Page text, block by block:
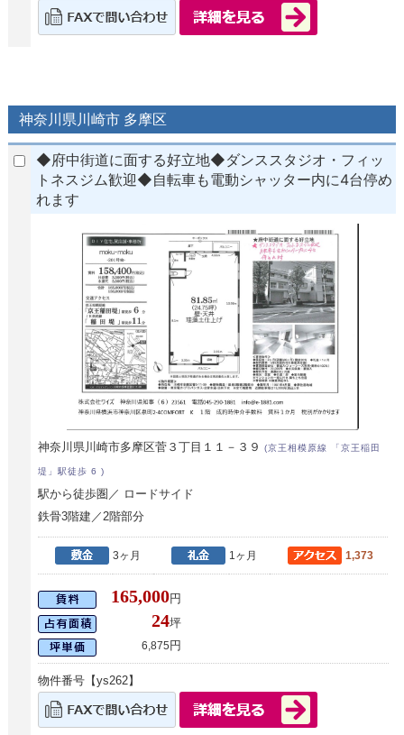
神奈川県川崎市 多摩区
◆府中街道に面する好立地◆ダンススタジオ・フィッ
トネスジム歓迎◆自転車も電動シャッター内に4台停め
れます
神奈川県川崎市多摩区菅３丁目１１－３９(京王相模原線 「京王稲田
堤」駅徒歩 6 )
駅から徒歩圏／ ロードサイド
鉄骨3階建／2階部分
3ヶ月 1ヶ月 1,373
165,000円
24坪
6,875円
物件番号【ys262】